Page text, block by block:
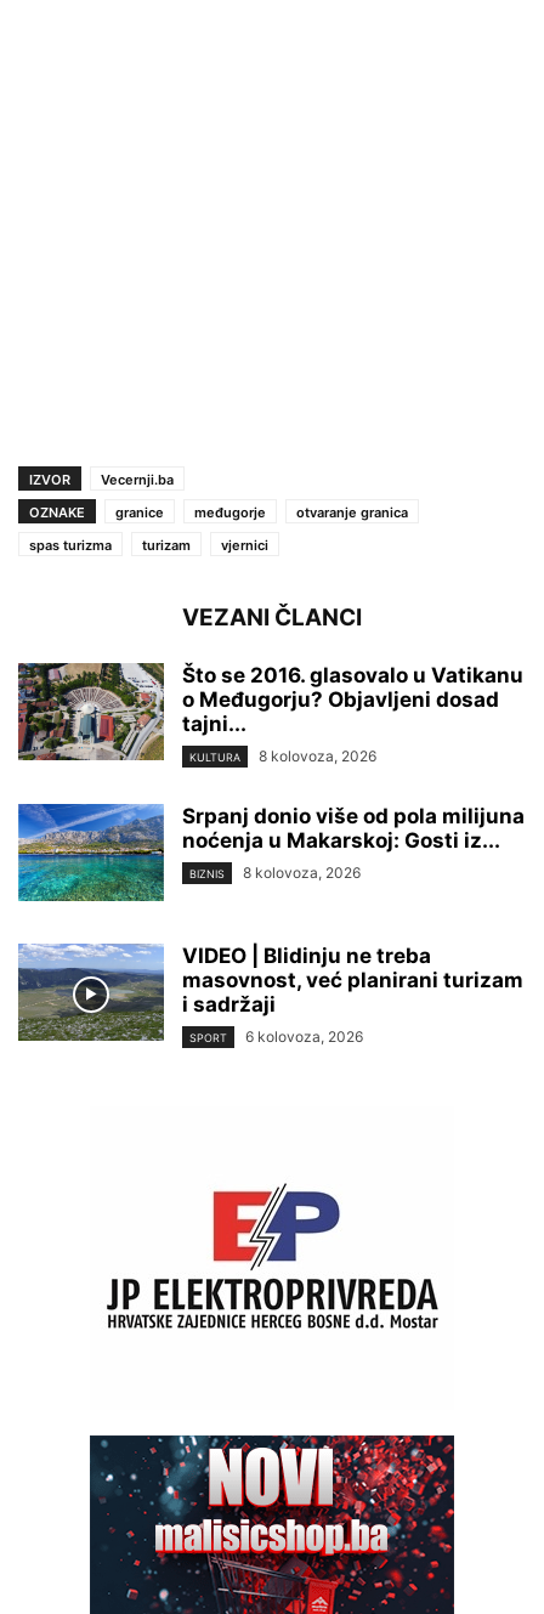
IZVOR
Vecernji.ba
OZNAKE
granice međugorje
otvaranje granica
spas turizma
turizam vjernici
VEZANI ČLANCI
Što se 2016. glasovalo u Vatikanu
o Međugorju? Objavljeni dosad
tajni...
KULTURA 8 kolovoza, 2026
Srpanj donio više od pola milijuna
noćenja u Makarskoj: Gosti iz...
BIZNIS 8 kolovoza, 2026
VIDEO | Blidinju ne treba
masovnost, već planirani turizam
i sadržaji
SPORT 6 kolovoza, 2026